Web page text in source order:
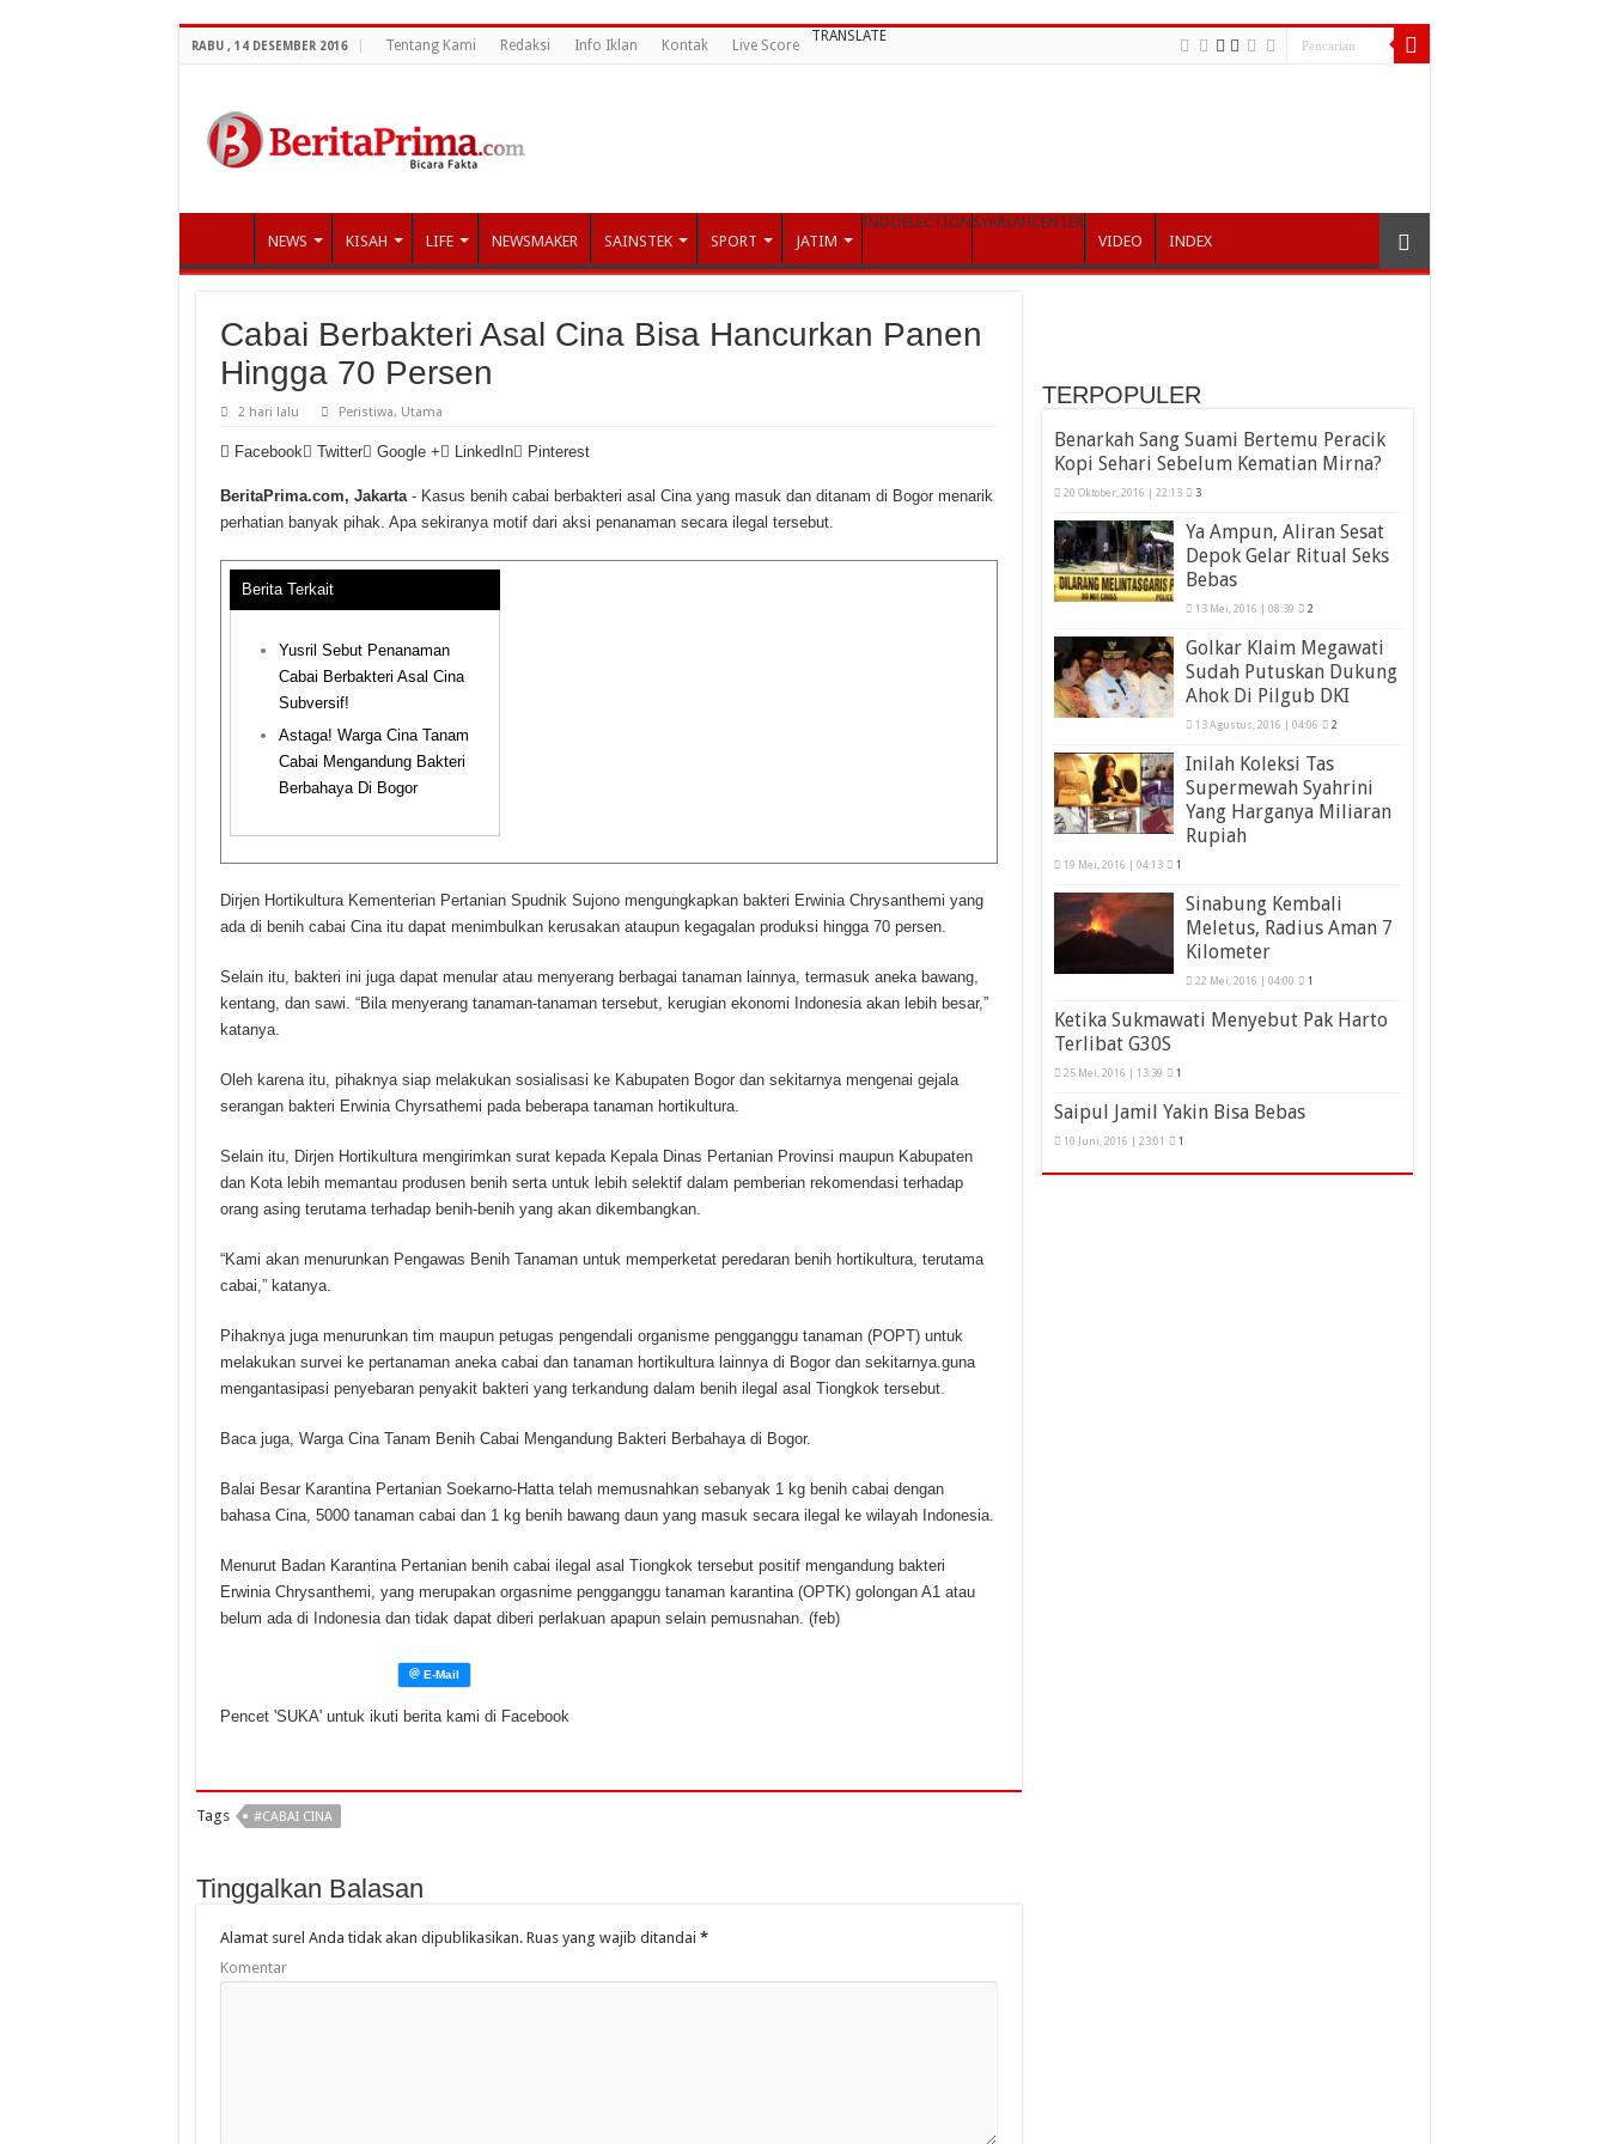
RABU , 14 DESEMBER 2016 Tentang Kami Redaksi Info Iklan Kontak Live Score
TRANSLATE
NEWS KISAH LIFE NEWSMAKER SAINSTEK SPORT JATIM
INDOELECTION SYARIAHCENTER
VIDEO
INDEX
Cabai Berbakteri Asal Cina Bisa Hancurkan Panen
Hingga 70 Persen
2 hari lalu Peristiwa, Utama
Facebook Twitter Google + LinkedIn Pinterest
BeritaPrima.com, Jakarta- Kasus benih cabai berbakteri asal Cina yang masuk dan ditanam di Bogor menarik
perhatian banyak pihak. Apa sekiranya motif dari aksi penanaman secara ilegal tersebut.
Berita Terkait
Yusril Sebut Penanaman
Cabai Berbakteri Asal Cina
Subversif!
Astaga! Warga Cina Tanam
Cabai Mengandung Bakteri
Berbahaya Di Bogor
Dirjen Hortikultura Kementerian Pertanian Spudnik Sujono mengungkapkan bakteri Erwinia Chrysanthemi yang
ada di benih cabai Cina itu dapat menimbulkan kerusakan ataupun kegagalan produksi hingga 70 persen.
Selain itu, bakteri ini juga dapat menular atau menyerang berbagai tanaman lainnya, termasuk aneka bawang,
kentang, dan sawi. “Bila menyerang tanaman-tanaman tersebut, kerugian ekonomi Indonesia akan lebih besar,”
katanya.
Oleh karena itu, pihaknya siap melakukan sosialisasi ke Kabupaten Bogor dan sekitarnya mengenai gejala
serangan bakteri Erwinia Chyrsathemi pada beberapa tanaman hortikultura.
Selain itu, Dirjen Hortikultura mengirimkan surat kepada Kepala Dinas Pertanian Provinsi maupun Kabupaten
dan Kota lebih memantau produsen benih serta untuk lebih selektif dalam pemberian rekomendasi terhadap
orang asing terutama terhadap benih-benih yang akan dikembangkan.
“Kami akan menurunkan Pengawas Benih Tanaman untuk memperketat peredaran benih hortikultura, terutama
cabai,” katanya.
Pihaknya juga menurunkan tim maupun petugas pengendali organisme pengganggu tanaman (POPT) untuk
melakukan survei ke pertanaman aneka cabai dan tanaman hortikultura lainnya di Bogor dan sekitarnya.guna
mengantasipasi penyebaran penyakit bakteri yang terkandung dalam benih ilegal asal Tiongkok tersebut.
Baca juga, Warga Cina Tanam Benih Cabai Mengandung Bakteri Berbahaya di Bogor.
Balai Besar Karantina Pertanian Soekarno-Hatta telah memusnahkan sebanyak 1 kg benih cabai dengan
bahasa Cina, 5000 tanaman cabai dan 1 kg benih bawang daun yang masuk secara ilegal ke wilayah Indonesia.
Menurut Badan Karantina Pertanian benih cabai ilegal asal Tiongkok tersebut positif mengandung bakteri
Erwinia Chrysanthemi, yang merupakan orgasnime pengganggu tanaman karantina (OPTK) golongan A1 atau
belum ada di Indonesia dan tidak dapat diberi perlakuan apapun selain pemusnahan. (feb)
Pencet 'SUKA' untuk ikuti berita kami di Facebook
Tags #CABAI CINA
Tinggalkan Balasan
Alamat surel Anda tidak akan dipublikasikan.Ruas yang wajib ditandai *
Komentar
TERPOPULER
Benarkah Sang Suami Bertemu Peracik
Kopi Sehari Sebelum Kematian Mirna?
20 Oktober, 2016 | 22:13 3
Ya Ampun, Aliran Sesat
Depok Gelar Ritual Seks
Bebas
13 Mei, 2016 | 08:39 2
Golkar Klaim Megawati
Sudah Putuskan Dukung
Ahok Di Pilgub DKI
13 Agustus, 2016 | 04:06 2
Inilah Koleksi Tas
Supermewah Syahrini
Yang Harganya Miliaran
Rupiah
19 Mei, 2016 | 04:13 1
Sinabung Kembali
Meletus, Radius Aman 7
Kilometer
22 Mei, 2016 | 04:00 1
Ketika Sukmawati Menyebut Pak Harto
Terlibat G30S
25 Mei, 2016 | 13:39 1
Saipul Jamil Yakin Bisa Bebas
10 Juni, 2016 | 23:01 1